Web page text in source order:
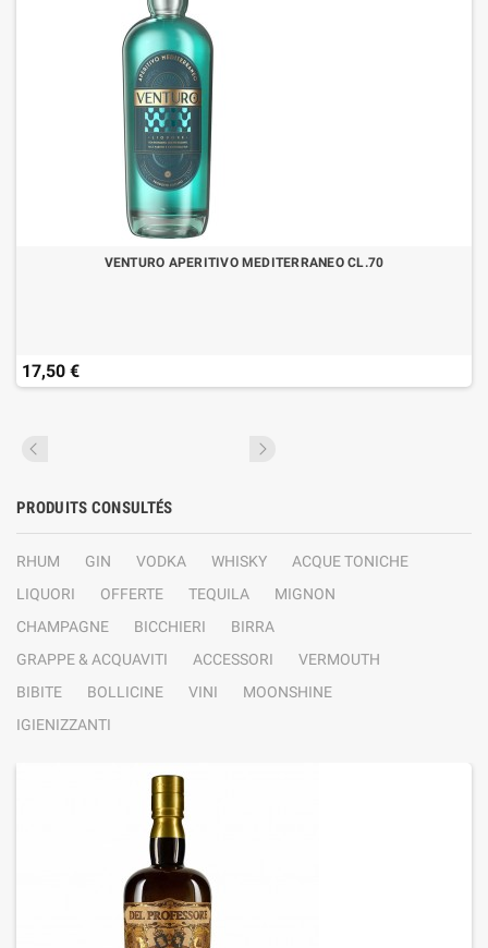
VENTURO APERITIVO MEDITERRANEO CL.70
17,50 €
PRODUITS CONSULTÉS
RHUM GIN VODKA WHISKY
ACQUE TONICHE
LIQUORI
OFFERTE TEQUILA
MIGNON
CHAMPAGNE
BICCHIERI
BIRRA
GRAPPE & ACQUAVITI
ACCESSORI
VERMOUTH
BIBITE
BOLLICINE VINI
MOONSHINE
IGIENIZZANTI